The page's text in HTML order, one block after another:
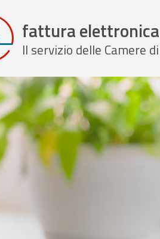
fattura elettronica
Il servizio delle Camere